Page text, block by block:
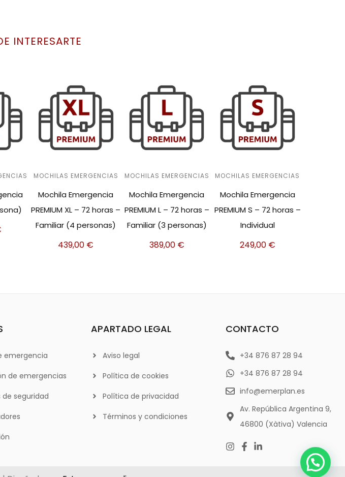
INTERESARTE
MOCHILAS EMERGENCIAS
Mochila Emergencia
PREMIUM XL – 72 horas –
Familiar (4 personas)
439,00 €
MOCHILAS EMERGENCIAS
Mochila Emergencia
PREMIUM L – 72 horas –
Familiar (3 personas)
389,00 €
MOCHILAS EMERGENCIAS
Mochila Emergencia
PREMIUM S – 72 horas –
Individual
249,00 €
emergencia
de emergencias
de seguridad
APARTADO LEGAL
Aviso legal
Política de cookies
Política de privacidad
Términos y condiciones
CONTACTO
+34 876 87 28 94
+34 876 87 28 94
info@emerplan.es
Av. República Argentina 9,
46800 (Xàtiva) Valencia